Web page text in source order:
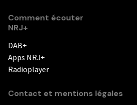
Comment écouter
NRJ+
DAB+
Apps NRJ+
Radioplayer
Contact et mentions légales